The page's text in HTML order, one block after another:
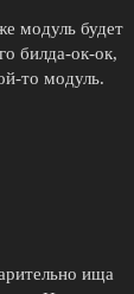
модуль будет
билда-ок-ок,
то модуль.
ища